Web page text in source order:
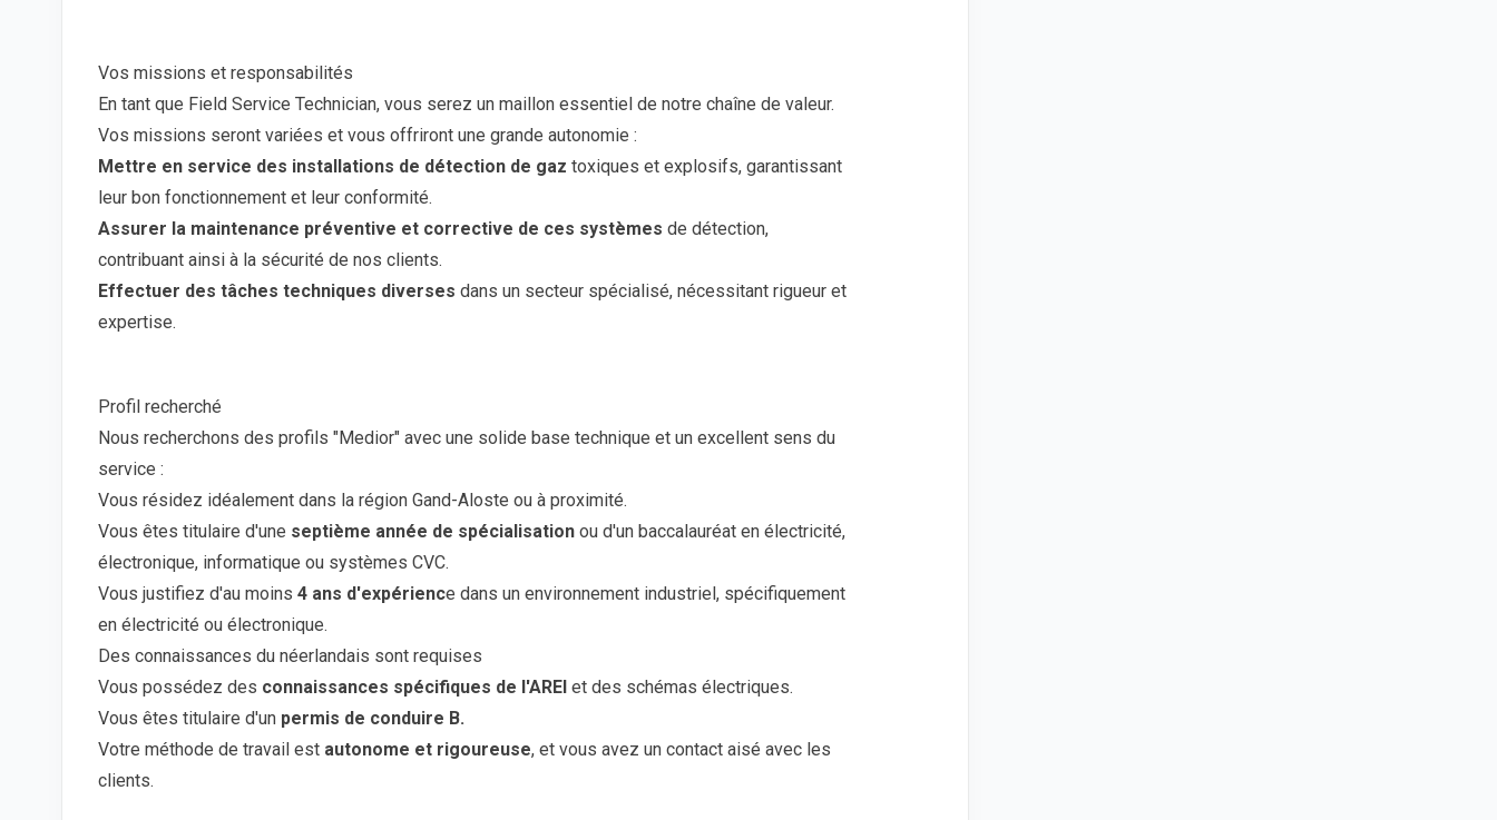
Vos missions et responsabilités
En tant que Field Service Technician, vous serez un maillon essentiel de notre chaîne de valeur.
Vos missions seront variées et vous offriront une grande autonomie :
Mettre en service des installations de détection de gaz toxiques et explosifs, garantissant
leur bon fonctionnement et leur conformité.
Assurer la maintenance préventive et corrective de ces systèmes de détection,
contribuant ainsi à la sécurité de nos clients.
Effectuer des tâches techniques diverses dans un secteur spécialisé, nécessitant rigueur et
expertise.
Profil recherché
Nous recherchons des profils "Medior" avec une solide base technique et un excellent sens du
service :
Vous résidez idéalement dans la région Gand-Aloste ou à proximité.
Vous êtes titulaire d'une septième année de spécialisation ou d'un baccalauréat en électricité,
électronique, informatique ou systèmes CVC.
Vous justifiez d'au moins 4 ans d'expérience dans un environnement industriel, spécifiquement
en électricité ou électronique.
Des connaissances du néerlandais sont requises
Vous possédez des connaissances spécifiques de l'AREI et des schémas électriques.
Vous êtes titulaire d'un permis de conduire B.
Votre méthode de travail est autonome et rigoureuse, et vous avez un contact aisé avec les
clients.